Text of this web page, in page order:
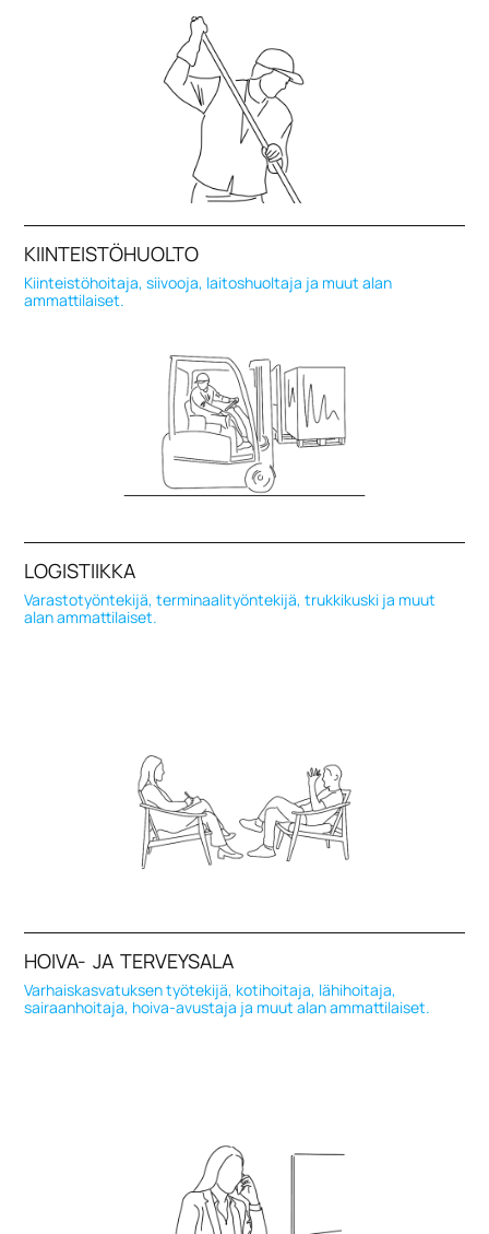
KIINTEISTÖHUOLTO
Kiinteistöhoitaja, siivooja, laitoshuoltaja ja muut alan
ammattilaiset.
LOGISTIIKKA
Varastotyöntekijä, terminaalityöntekijä, trukkikuski ja muut
alan ammattilaiset.
HOIVA- JA TERVEYSALA
Varhaiskasvatuksen työtekijä, kotihoitaja, lähihoitaja,
sairaanhoitaja, hoiva-avustaja ja muut alan ammattilaiset.